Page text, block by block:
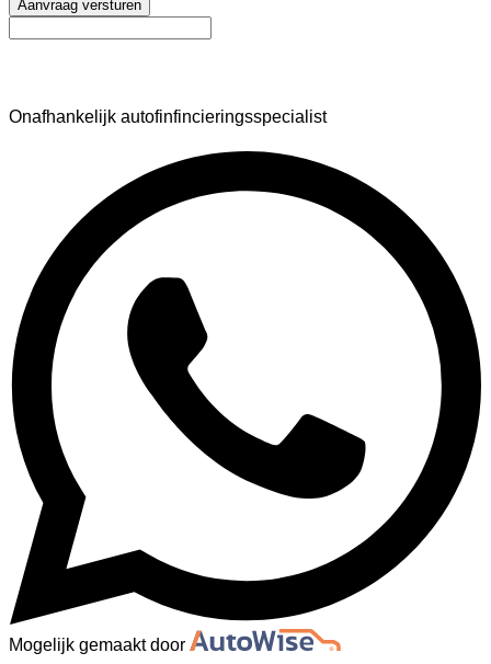
Aanvraag versturen
Onafhankelijk autofinfincieringsspecialist
Mogelijk gemaakt door